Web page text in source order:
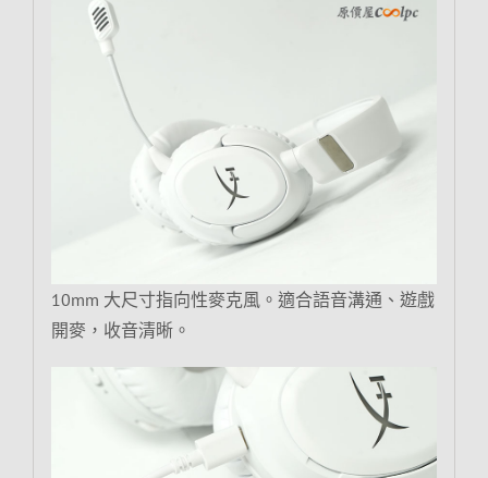
10mm 大尺寸指向性麥克風。適合語音溝通、遊戲
開麥，收音清晰。